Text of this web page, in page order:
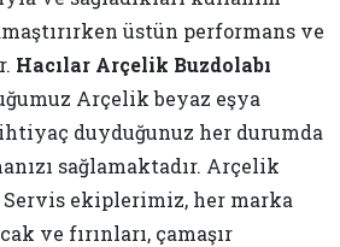
üstün performans ve
Hacılar Arçelik Buzdolabı
Arçelik beyaz eşya
duyduğunuz her durumda
sağlamaktadır. Arçelik
Servis ekiplerimiz, her marka
ve fırınları, çamaşır